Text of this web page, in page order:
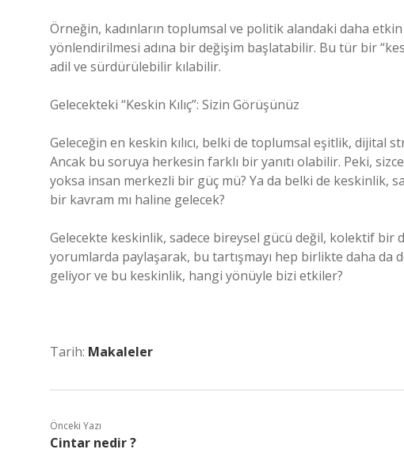
Örneğin, kadınların toplumsal ve politik alandaki daha
yönlendirilmesi adına bir değişim başlatabilir. Bu tür bir
adil ve sürdürülebilir kılabilir.
Gelecekteki “Keskin Kılıç”: Sizin Görüşünüz
Geleceğin en keskin kılıcı, belki de toplumsal eşitlik, dijital
Ancak bu soruya herkesin farklı bir yanıtı olabilir. Peki,
yoksa insan merkezli bir güç mü? Ya da belki de keskinlik,
bir kavram mı haline gelecek?
Gelecekte keskinlik, sadece bireysel gücü değil, kolektif
yorumlarda paylaşarak, bu tartışmayı hep birlikte daha da
geliyor ve bu keskinlik, hangi yönüyle bizi etkiler?
Tarih: Makaleler
Önceki Yazı
Cintar nedir ?